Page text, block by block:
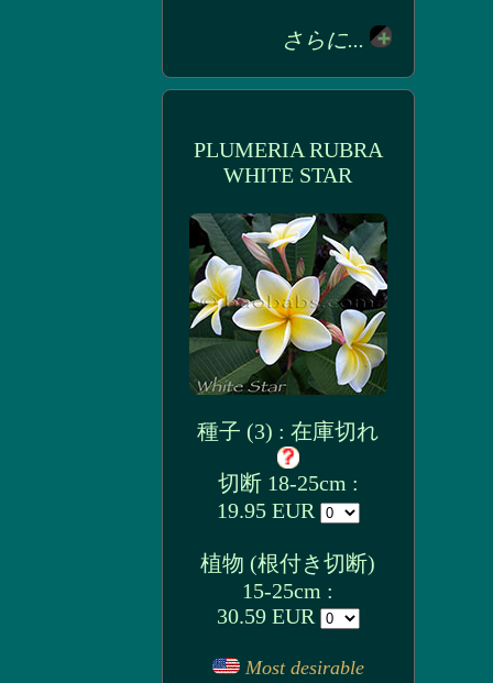
さらに...
PLUMERIA RUBRA
WHITE STAR
種子 (3) : 在庫切れ
切断 18-25cm :
19.95 EUR
植物 (根付き切断)
15-25cm :
30.59 EUR
Most desirable